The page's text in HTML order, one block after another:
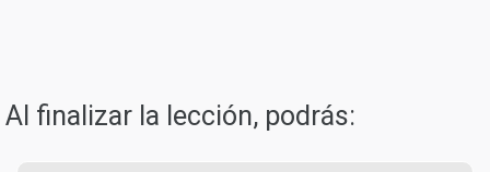
Al finalizar la lección, podrás: